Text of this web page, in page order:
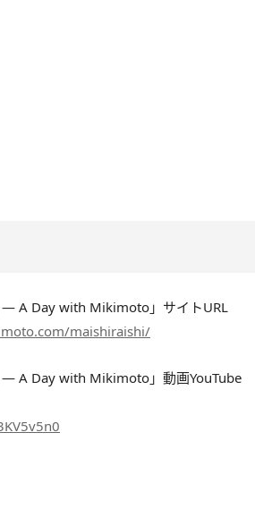
― A Day with Mikimoto」サイトURL
maishiraishi/
― A Day with Mikimoto」動画YouTube